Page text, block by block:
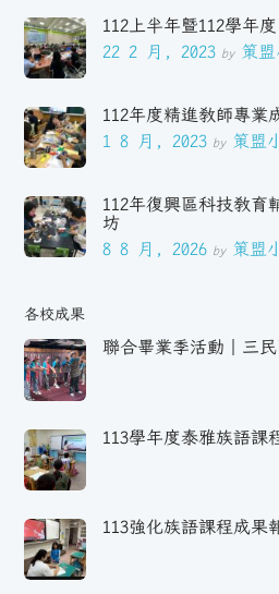
112上半年暨112學年
22 2 月, 2023 by 策
112年度精進教師專業
1 8 月, 2023 by 策盟
112年復興區科技教育
坊
8 8 月, 2026 by 策盟
各校成果
聯合畢業季活動｜三
113學年度泰雅族語課
113強化族語課程成果